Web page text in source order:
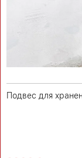
Подвес для